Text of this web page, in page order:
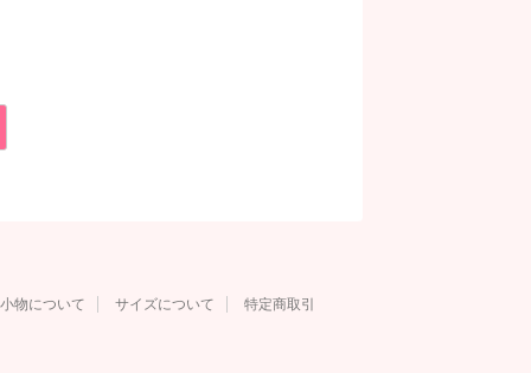
物について サイズについて 特定商取引